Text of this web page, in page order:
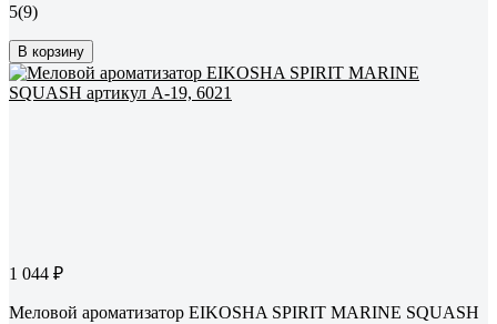
5(9)
В корзину
1 044 ₽
Меловой ароматизатор EIKOSHA SPIRIT MARINE SQUASH